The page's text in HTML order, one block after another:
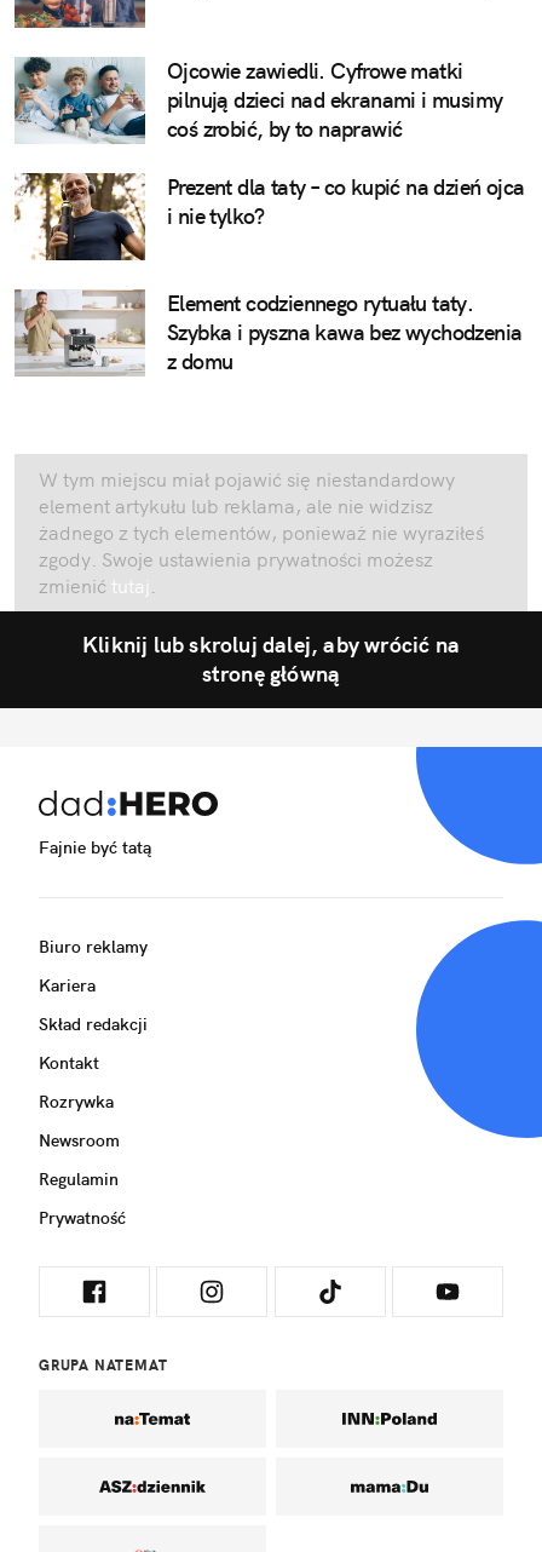
Ojcowie zawiedli. Cyfrowe matki
pilnują dzieci nad ekranami i musimy
coś zrobić, by to naprawić
Prezent dla taty – co kupić na dzień ojca
i nie tylko?
Element codziennego rytuału taty.
Szybka i pyszna kawa bez wychodzenia
z domu
W tym miejscu miał pojawić się niestandardowy
element artykułu lub reklama, ale nie widzisz
żadnego z tych elementów, ponieważ nie wyraziłeś
zgody. Swoje ustawienia prywatności możesz
zmienić tutaj .
Kliknij lub skroluj dalej, aby wrócić na
stronę główną
Fajnie być tatą
Biuro reklamy
Kariera
Skład redakcji
Kontakt
Rozrywka
Newsroom
Regulamin
Prywatność
GRUPA NATEMAT